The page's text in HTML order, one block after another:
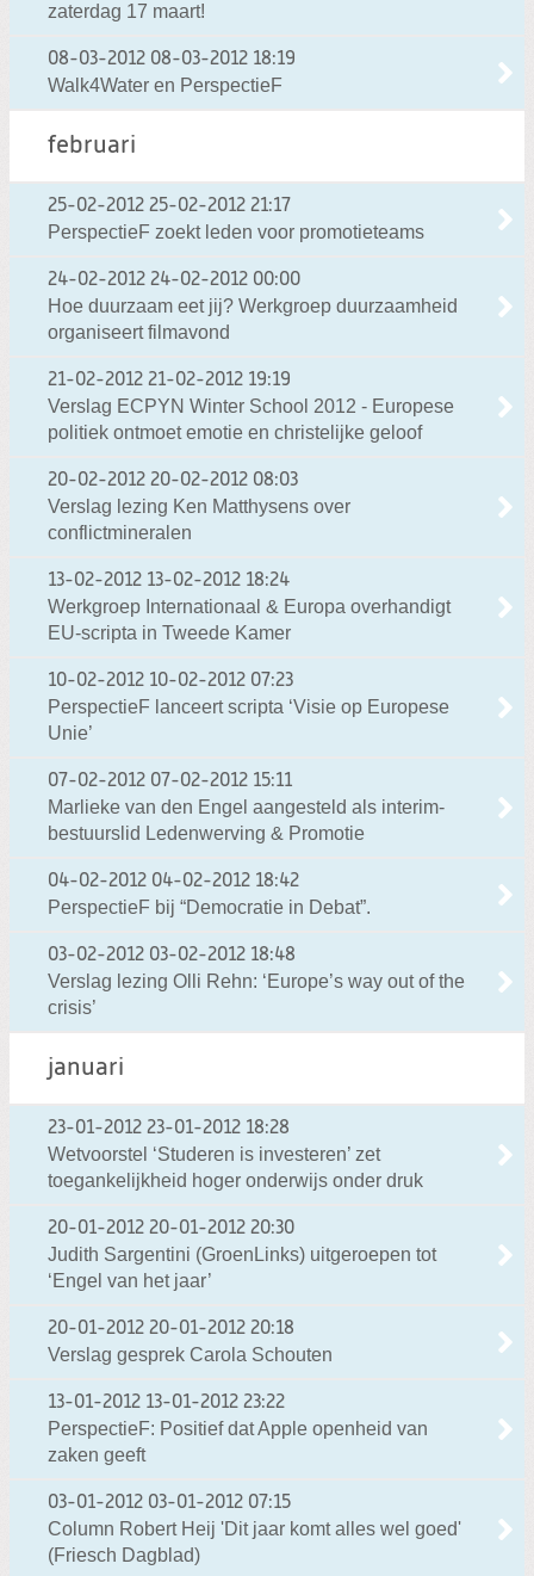
zaterdag 17 maart!
08-03-2012 08-03-2012 18:19
Walk4Water en PerspectieF
februari
25-02-2012 25-02-2012 21:17
PerspectieF zoekt leden voor promotieteams
24-02-2012 24-02-2012 00:00
Hoe duurzaam eet jij? Werkgroep duurzaamheid
organiseert filmavond
21-02-2012 21-02-2012 19:19
Verslag ECPYN Winter School 2012 - Europese
politiek ontmoet emotie en christelijke geloof
20-02-2012 20-02-2012 08:03
Verslag lezing Ken Matthysens over
conflictmineralen
13-02-2012 13-02-2012 18:24
Werkgroep Internationaal & Europa overhandigt
EU-scripta in Tweede Kamer
10-02-2012 10-02-2012 07:23
PerspectieF lanceert scripta ‘Visie op Europese
Unie’
07-02-2012 07-02-2012 15:11
Marlieke van den Engel aangesteld als interim-
bestuurslid Ledenwerving & Promotie
04-02-2012 04-02-2012 18:42
PerspectieF bij “Democratie in Debat”.
03-02-2012 03-02-2012 18:48
Verslag lezing Olli Rehn: ‘Europe’s way out of the
crisis’
januari
23-01-2012 23-01-2012 18:28
Wetvoorstel ‘Studeren is investeren’ zet
toegankelijkheid hoger onderwijs onder druk
20-01-2012 20-01-2012 20:30
Judith Sargentini (GroenLinks) uitgeroepen tot
‘Engel van het jaar’
20-01-2012 20-01-2012 20:18
Verslag gesprek Carola Schouten
13-01-2012 13-01-2012 23:22
PerspectieF: Positief dat Apple openheid van
zaken geeft
03-01-2012 03-01-2012 07:15
Column Robert Heij 'Dit jaar komt alles wel goed'
(Friesch Dagblad)